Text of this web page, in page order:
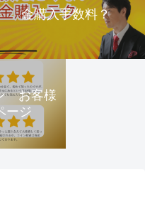
金購入手数料？
お客様
ージ